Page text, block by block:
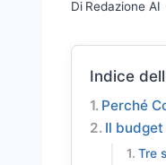
Di Redazione AI
Indice
Perché
Il
Tre